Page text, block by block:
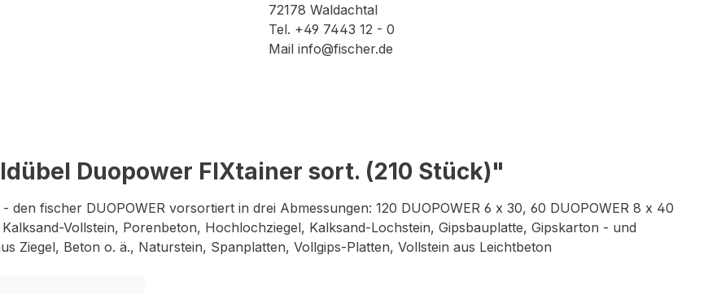
72178 Waldachtal
Tel. +49 7443 12 - 0
Mail info@fischer.de
Duopower FIXtainer sort. (210 Stück)"
den fischer DUOPOWER vorsortiert in drei Abmessungen: 120 DUOPOWER 6 x 30, 60 DUOPOWER 8 x 40
Vollstein, Porenbeton, Hochlochziegel, Kalksand-Lochstein, Gipsbauplatte, Gipskarton - und
Ziegel, Beton o. ä., Naturstein, Spanplatten, Vollgips-Platten, Vollstein aus Leichtbeton